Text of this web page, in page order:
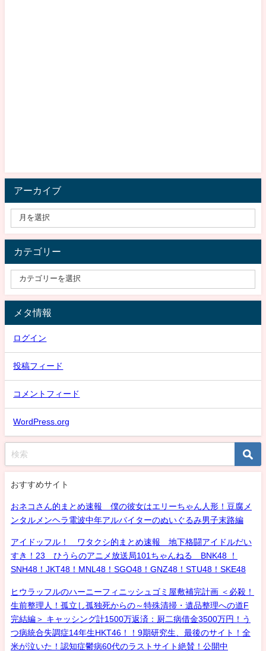
アーカイブ
カテゴリー
メタ情報
ログイン
投稿フィード
コメントフィード
WordPress.org
おすすめサイト
おネコさん的まとめ速報 僕の彼女はエリーちゃん人形！豆腐メ
ンタルメンヘラ電波中年アルバイターのぬいぐるみ男子末路編
アイドッフル！ ワタクシ的まとめ速報 地下格闘アイドルだい
すき！23 ひうらのアニメ放送局101ちゃんねる BNK48 ！
SNH48！JKT48！MNL48！SGO48！GNZ48！STU48！SKE48
ヒウラッフルのハーニーフィニッシュゴミ屋敷補完計画 ＜必殺！
生前整理人！孤立し孤独死からの～特殊清掃・遺品整理への道F
完結編＞ キャッシング計1500万返済：厨二病借金3500万円！う
つ病統合失調症14年生HKT46！！9期研究生、最後のサイト！全
米が泣いた！認知症鬱病60代のラストサイト絶賛！公開中